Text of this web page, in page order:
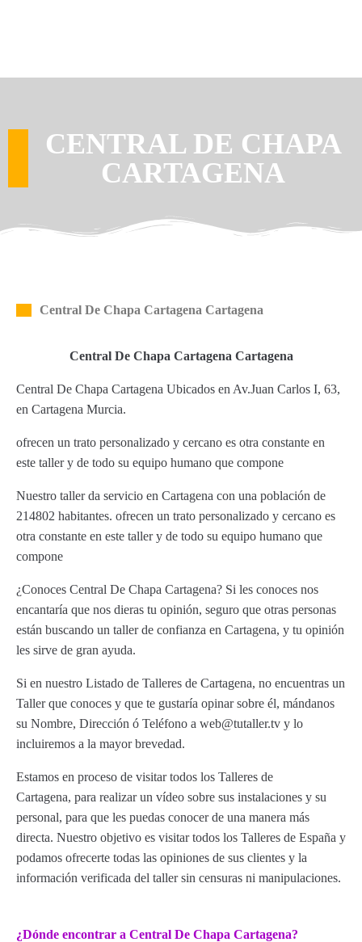
CENTRAL DE CHAPA
CARTAGENA
Central De Chapa Cartagena Cartagena
Central De Chapa Cartagena Cartagena
Central De Chapa Cartagena Ubicados en Av.Juan Carlos I, 63,
en Cartagena Murcia.
ofrecen un trato personalizado y cercano es otra constante en
este taller y de todo su equipo humano que compone
Nuestro taller da servicio en Cartagena con una población de
214802 habitantes. ofrecen un trato personalizado y cercano es
otra constante en este taller y de todo su equipo humano que
compone
¿Conoces Central De Chapa Cartagena? Si les conoces nos
encantaría que nos dieras tu opinión, seguro que otras personas
están buscando un taller de confianza en Cartagena, y tu opinión
les sirve de gran ayuda.
Si en nuestro Listado de Talleres de Cartagena, no encuentras un
Taller que conoces y que te gustaría opinar sobre él, mándanos
su Nombre, Dirección ó Teléfono a web@tutaller.tv y lo
incluiremos a la mayor brevedad.
Estamos en proceso de visitar todos los Talleres de
Cartagena, para realizar un vídeo sobre sus instalaciones y su
personal, para que les puedas conocer de una manera más
directa. Nuestro objetivo es visitar todos los Talleres de España y
podamos ofrecerte todas las opiniones de sus clientes y la
información verificada del taller sin censuras ni manipulaciones.
¿Dónde encontrar a Central De Chapa Cartagena?